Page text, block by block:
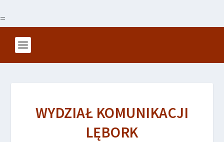
=
WYDZIAŁ KOMUNIKACJI
LĘBORK